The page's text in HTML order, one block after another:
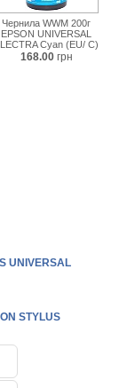
Чернила WWM 200г
EPSON UNIVERSAL
Cyan (EU/ C)
168.00 грн
UNIVERSAL
STYLUS